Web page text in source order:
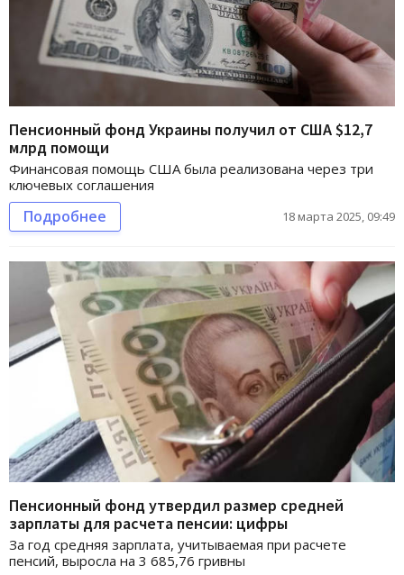
Пенсионный фонд Украины получил от США $12,7
млрд помощи
Финансовая помощь США была реализована через три
ключевых соглашения
Подробнее 18 марта 2025, 09:49
Пенсионный фонд утвердил размер средней
зарплаты для расчета пенсии: цифры
За год средняя зарплата, учитываемая при расчете
пенсий, выросла на 3 685,76 гривны